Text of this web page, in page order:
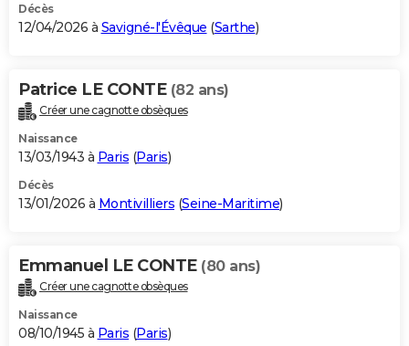
BONS PLANS
Carte de Noël
Carte Bonne année
Carte Saint-Valentin
Carte Pâques
Carte d'anniversaire
DICTIONNAIRE
Dictionnaire
Biographies
Citations
Expressions
Proverbes
PROGRAMME TV
S'inscrire
Se connecter
Lycées
Collèges
Primaires
Universités
Entreprises
Service militaire
Avis de recherche
AVIS DE DÉCÈS
Bricolage
Lifestyle
Culture
Sport
Auto
Television
Voyage
Cinema
Décès
12/04/2026 à Savigné-l'Évêque (Sarthe)
Patrice LE CONTE (82 ans)
Créer une cagnotte obsèques
Naissance
13/03/1943 à Paris (Paris)
Décès
13/01/2026 à Montivilliers (Seine-Maritime)
Emmanuel LE CONTE (80 ans)
Créer une cagnotte obsèques
Naissance
08/10/1945 à Paris (Paris)